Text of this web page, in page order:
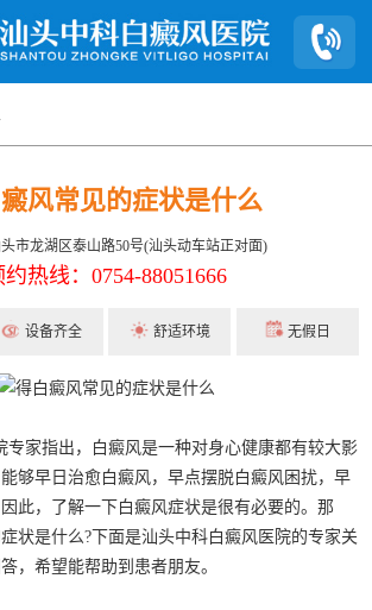
风常见的症状是什么
市龙湖区泰山路50号(汕头动车站正对面)
约热线：0754-88051666
设备齐全 舒适环境 无假日
专家指出，白癜风是一种对身心健康都有较大影
够早日治愈白癜风，早点摆脱白癜风困扰，早
此，了解一下白癜风症状是很有必要的。那
状是什么?下面是汕头中科白癜风医院的专家关
，希望能帮助到患者朋友。